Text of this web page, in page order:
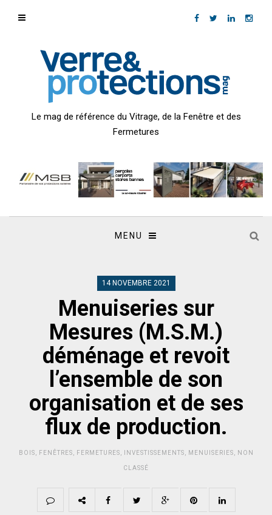
Le mag de référence du Vitrage, de la Fenêtre et des
Fermetures
MENU
14 NOVEMBRE 2021
Menuiseries sur
Mesures (M.S.M.)
déménage et revoit
l’ensemble de son
organisation et de ses
flux de production.
BOIS FENÊTRES FERMETURES INVESTISSEMENTS MENUISERIES NON
CLASSÉ